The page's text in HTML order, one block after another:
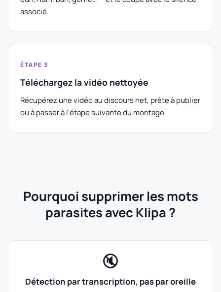
associé.
ÉTAPE 3
Téléchargez la vidéo nettoyée
Récupérez une vidéo au discours net, prête à publier
ou à passer à l'étape suivante du montage.
Pourquoi supprimer les mots
parasites avec Klipa ?
🔇
Détection par transcription, pas par oreille